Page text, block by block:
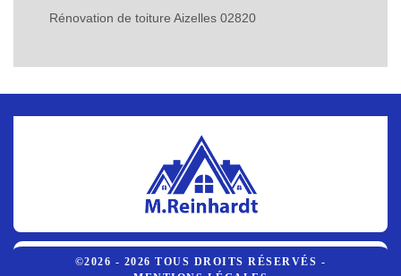
Rénovation de toiture Aizelles 02820
©2026 - 2026 TOUS DROITS RÉSERVÉS -